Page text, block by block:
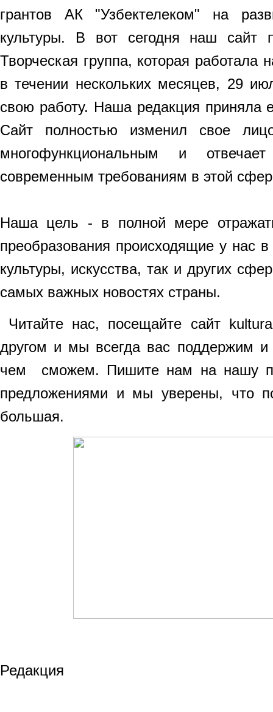
грантов АК "Узбектелеком" на
культуры. B вот сегодня наш сайт
Творческая группа, которая работала
в течении нескольких месяцев, 29
свою работу. Наша редакция приняла
Сайт полностью изменил свое
многофункциональным и
современным требованиям в этой
Наша цель - в полной мере
преобразования происходящие у нас
культуры, искусства, так и других
самых важных новостях страны.
Читайте нас, посещайте сайт
другом и мы всегда вас поддержим
чем сможем. Пишите нам на нашу
предложениями и мы уверены, что
большая.
Редакция